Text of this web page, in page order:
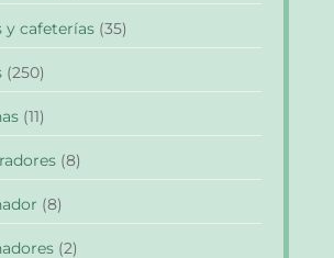
y cafeterías (35)
(250)
(11)
(8)
(8)
(2)